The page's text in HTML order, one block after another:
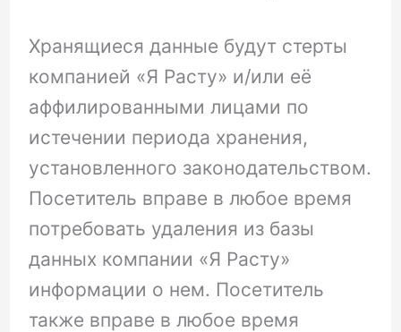
Хранящиеся данные будут стерты
компанией «Я Расту» и/или её
аффилированными лицами по
истечении периода хранения,
установленного законодательством.
Посетитель вправе в любое время
потребовать удаления из базы
данных компании «Я Расту»
информации о нем. Посетитель
также вправе в любое время